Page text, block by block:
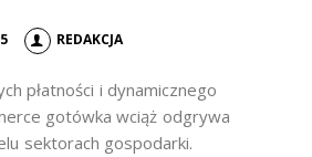
REDAKCJA
płatności i dynamicznego
gotówka wciąż odgrywa
sektorach gospodarki.